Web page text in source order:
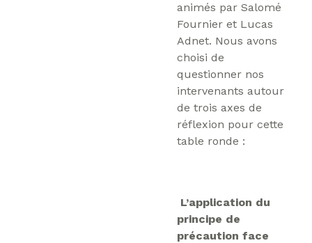
animés par Salomé
Fournier et Lucas
Adnet. Nous avons
choisi de
questionner nos
intervenants autour
de trois axes de
réflexion pour cette
table ronde :
L’application du
principe de
précaution face